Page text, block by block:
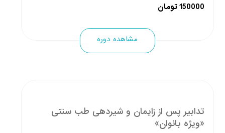
150000 تومان
مشاهده دوره
تدابیر پس از زایمان و شیردهی طب سنتی
«ویژه بانوان»